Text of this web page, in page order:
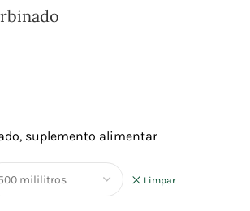
suplemento alimentar
Limpar